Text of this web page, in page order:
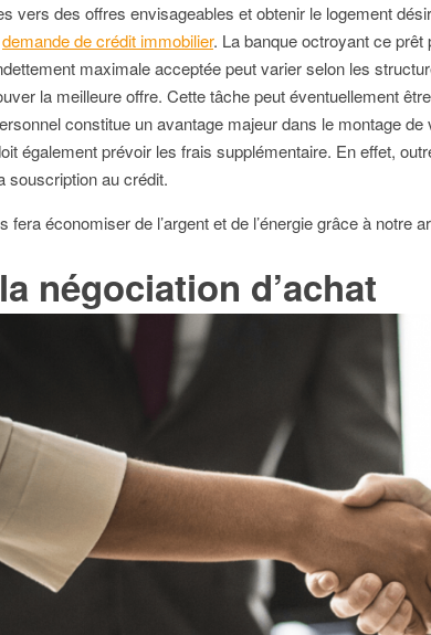
vers des offres envisageables et obtenir le logement
demande de crédit immobilier. La banque octroyant ce
maximale acceptée peut varier selon les
la meilleure offre. Cette tâche peut éventuellement
constitue un avantage majeur dans le montage
également prévoir les frais supplémentaire. En effet,
souscription au crédit.
fera économiser de l’argent et de l’énergie grâce à notre
négociation d’achat